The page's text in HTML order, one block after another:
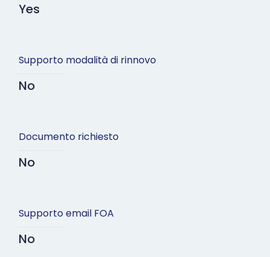
Yes
Supporto modalità di rinnovo
No
Documento richiesto
No
Supporto email FOA
No